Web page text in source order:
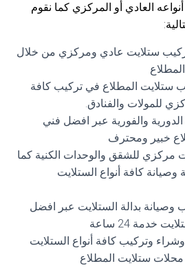
العادي أو المركزي كما نقوم
ستلايت عادي ومركزي من خلال
ستلايت المطلاع في تركيب كافة
للمولات والفنادق.
والفورية عبر افضل فني
خبير ومحترف
مركزي للشقق والوحدات الكنية كما
كافة أنواع الستلايت
وصيانة بدالة الستلايت عبر افضل
خدمة 24 ساعة
وتركيب كافة أنواع الستلايت
ستلايت المطلاع